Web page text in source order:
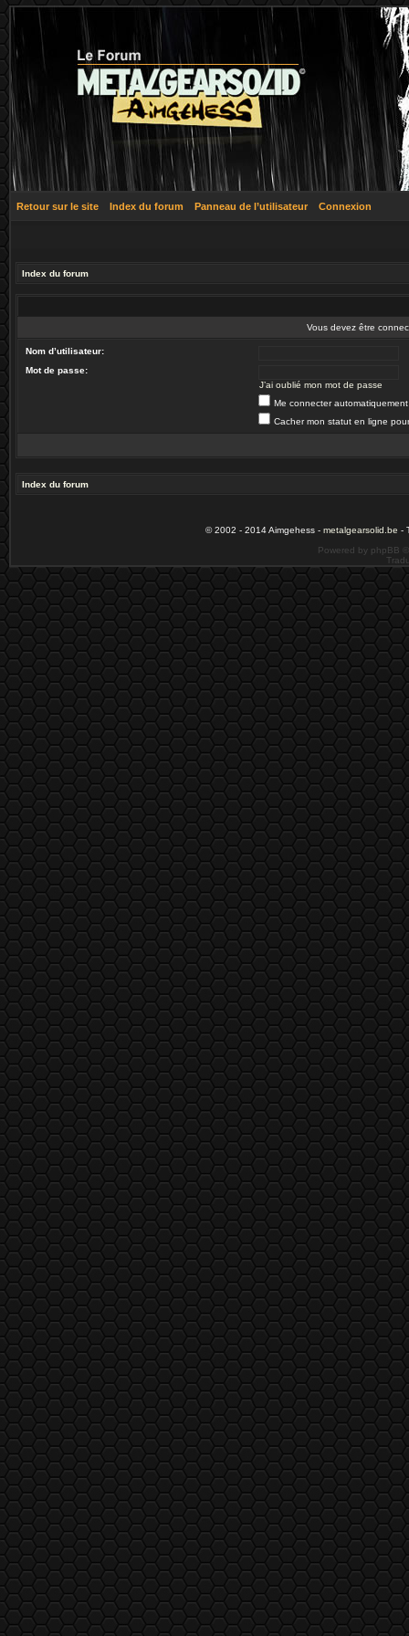
Retour sur le site Index du forum Panneau de l’utilisateur Connexion
Index du forum
Vous devez être
Nom d’utilisateur:
Mot de passe:
J’ai oublié mon mot de passe
Me connecter
Cacher mon statut en ligne
Index du forum
© 2002 - 2014 Aimgehess - metalgearsolid.be -
Powered by phpBB